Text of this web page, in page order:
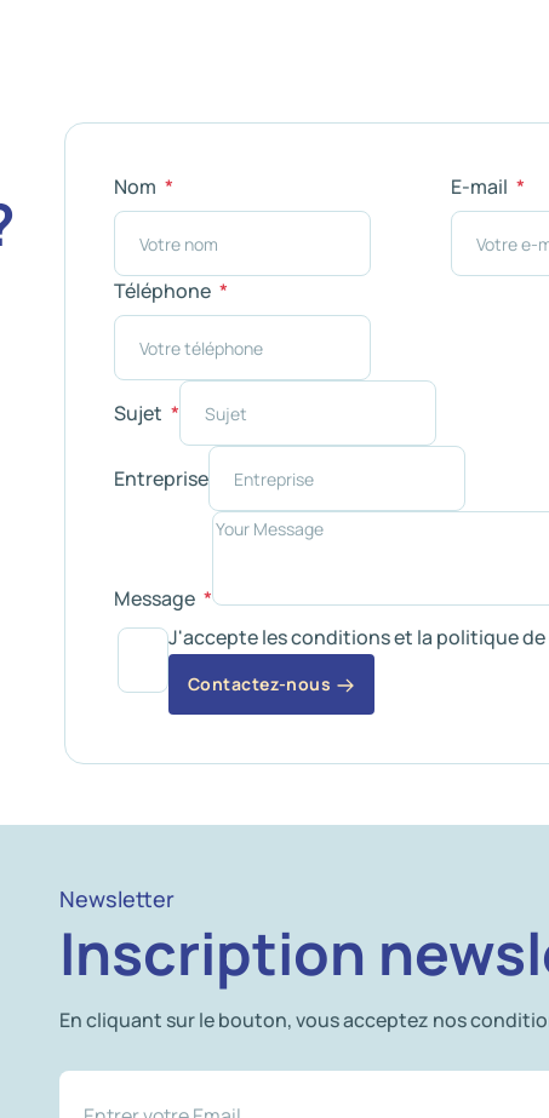
Nom E-mail
Téléphone
Sujet
Entreprise
Message
J'accepte les conditions et la politique
Contactez-nous
Newsletter
Inscription
En cliquant sur le bouton, vous acceptez nos